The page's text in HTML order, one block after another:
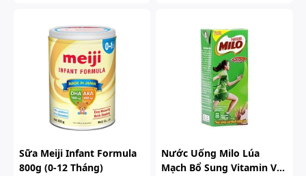
Sữa Meiji Infant Formula
800g (0-12 Tháng)
Nước Uống Milo Lúa
Mạch Bổ Sung Vitamin Và